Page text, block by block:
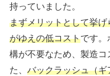
持っていました。
まずメリットとして挙
がゆえの低コストです。
構が不要なため、製造
た、 バックラッシュ（